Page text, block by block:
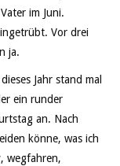
im Juni.
Vor drei
ja.
Jahr stand mal
ein runder
an. Nach
könne, was ich
wegfahren,